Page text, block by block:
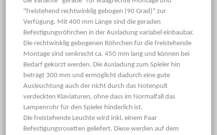
"freistehend rechtwinklig gebogen (90 Grad)" zur
Verfügung. Mit 400 mm Länge sind die geraden
Befestigungsröhrchen in der Ausladung variabel einbaubar.
Die rechtwinklig gebogenen Röhrchen für die freistehende
Montage sind senkrecht ca. 450 mm lang und können bei
Bedarf gekürzt werden. Die Ausladung zum Spieler hin
beträgt 300 mm und ermöglicht dadurch eine gute
Ausleuchtung auch der nicht durch das Notenpult
verdeckten Klaviaturen, ohne dass im Normalfall das
Lampenrohr für den Spieler hinderlich ist.
Die freistehende Leuchte wird inkl. einem Paar
Befestigungsrosetten geliefert. Diese werden auf dem